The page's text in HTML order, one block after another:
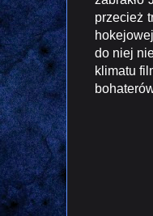
przecież
do niej
klimatu